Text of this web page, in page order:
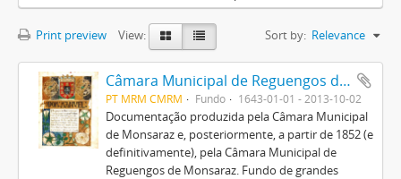
Print preview View: Sort by: Relevance
Câmara Municipal de Reguengos de Monsaraz
PT MRM CMRM Fundo 1643-01-01 - 2013-10-02
Documentação produzida pela Câmara Municipal
de Monsaraz e, posteriormente, a partir de 1852 (e
definitivamente), pela Câmara Municipal de
Reguengos de Monsaraz. Fundo de grandes